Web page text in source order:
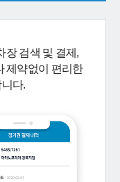
장 검색 및 결제,
제약없이 편리한
다.